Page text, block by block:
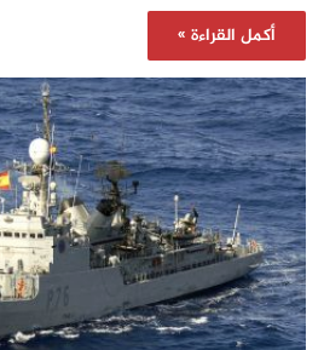
أكمل القراءة »